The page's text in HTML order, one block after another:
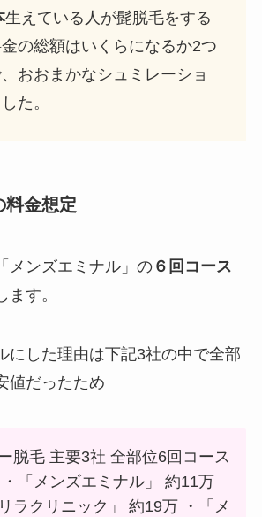
生えている人が髭脱毛をする
の総額はいくらになるか2つ
おおまかなシュミレーショ
た。
料金想定
メンズエミナル」の６回コース
ます。
にした理由は下記3社の中で全部
値だったため
脱毛 主要3社 全部位6回コース
「メンズエミナル」 約11万
ラクリニック」 約19万 ・「メ